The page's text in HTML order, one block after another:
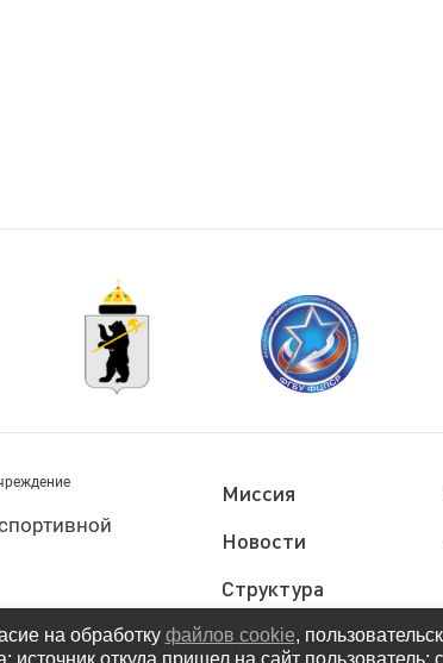
Миссия
Новости
Структура
Документы
на обработку файлов cookie,
источник откуда пришел на сайт